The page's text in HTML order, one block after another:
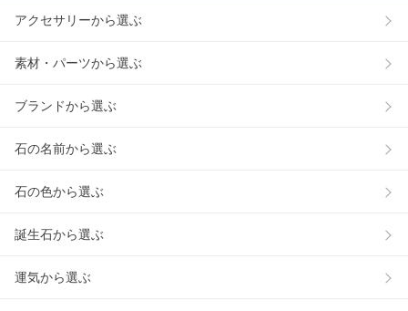
アクセサリーから選ぶ
素材・パーツから選ぶ
ブランドから選ぶ
石の名前から選ぶ
石の色から選ぶ
誕生石から選ぶ
運気から選ぶ